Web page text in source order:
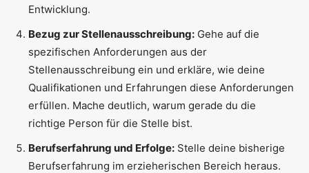
Entwicklung.
Bezug zur Stellenausschreibung: Gehe auf die
spezifischen Anforderungen aus der
Stellenausschreibung ein und erkläre, wie deine
Qualifikationen und Erfahrungen diese Anforderungen
erfüllen. Mache deutlich, warum gerade du die
richtige Person für die Stelle bist.
Berufserfahrung und Erfolge: Stelle deine bisherige
Berufserfahrung im erzieherischen Bereich heraus.